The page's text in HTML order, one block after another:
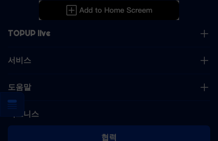
TOPUP live
서비스
도움말
비즈니스
협력